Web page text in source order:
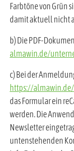
Farbtöne von Grün
damit aktuell nicht
b) Die PDF-
almawin.de/
c) Bei der
https://
das Formular ein
werden. Die
Newsletter
untenstehenden